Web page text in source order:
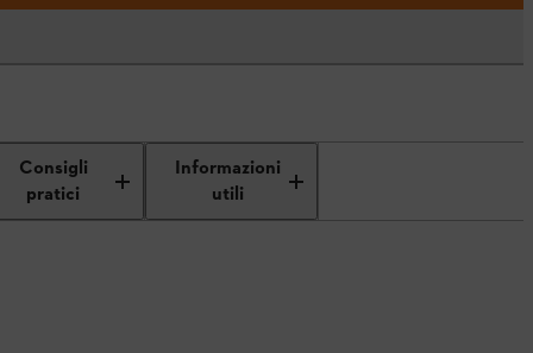
Consigli
pratici
Informazioni
utili